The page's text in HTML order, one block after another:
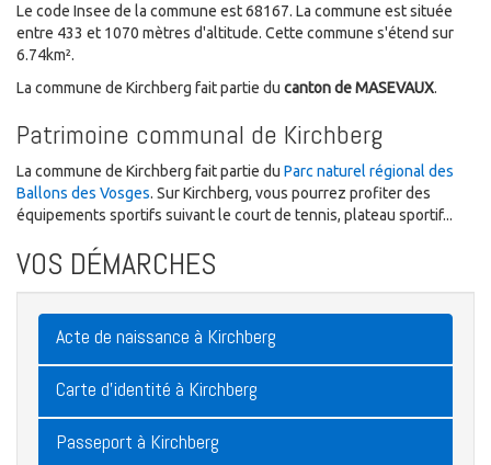
Le code Insee de la commune est 68167. La commune est située
entre 433 et 1070 mètres d'altitude. Cette commune s'étend sur
6.74km².
La commune de Kirchberg fait partie du canton de MASEVAUX.
Patrimoine communal de Kirchberg
La commune de Kirchberg fait partie du Parc naturel régional des
Ballons des Vosges. Sur Kirchberg, vous pourrez profiter des
équipements sportifs suivant le court de tennis, plateau sportif...
VOS DÉMARCHES
Acte de naissance à Kirchberg
Carte d'identité à Kirchberg
Passeport à Kirchberg